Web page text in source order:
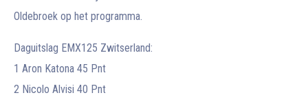
Oldebroek op het programma.
Daguitslag EMX125 Zwitserland:
1 Aron Katona 45 Pnt
2 Nicolo Alvisi 40 Pnt